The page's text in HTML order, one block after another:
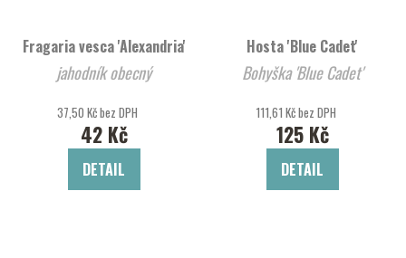
Fragaria vesca 'Alexandria'
jahodník obecný
37,50 Kč bez DPH
42 Kč
DETAIL
Hosta 'Blue Cadet'
Bohyška 'Blue Cadet'
111,61 Kč bez DPH
125 Kč
DETAIL